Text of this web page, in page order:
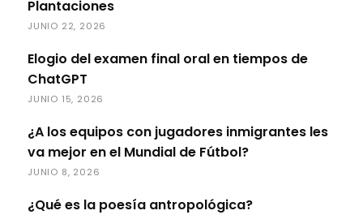
Plantaciones
JUNIO 22, 2026
Elogio del examen final oral en tiempos de
ChatGPT
JUNIO 15, 2026
¿A los equipos con jugadores inmigrantes les
va mejor en el Mundial de Fútbol?
JUNIO 8, 2026
¿Qué es la poesía antropológica?